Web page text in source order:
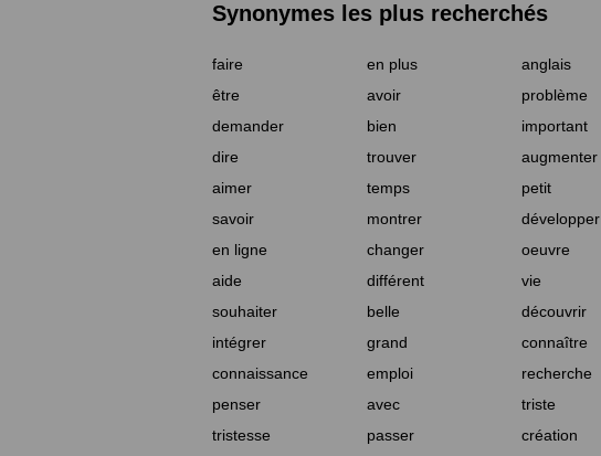
Synonymes les plus recherchés
faire en plus anglais
être
avoir problème
demander
bien important
dire
trouver augmenter
aimer
temps petit
savoir
montrer développer
en ligne
changer oeuvre
aide
différent vie
souhaiter
belle découvrir
intégrer
grand connaître
connaissance
emploi recherche
penser
avec triste
tristesse
passer création